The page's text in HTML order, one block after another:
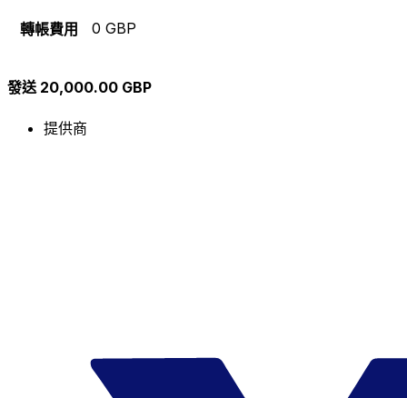
轉帳費用 0 GBP
發送 20,000.00 GBP
提供商